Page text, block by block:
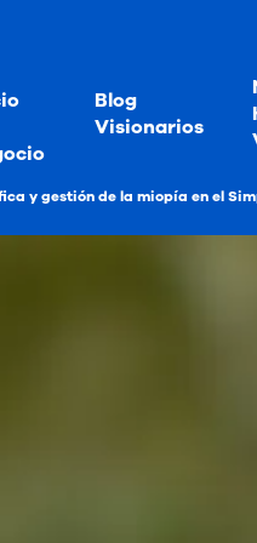
Blog
Visionarios
y gestión de la miopía en el